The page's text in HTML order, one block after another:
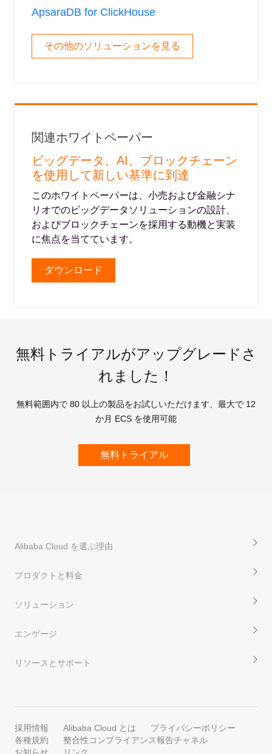
ApsaraDB for ClickHouse
その他のソリューションを見る
関連ホワイトペーパー
ビッグデータ、AI、ブロックチェーン
を使用して新しい基準に到達
このホワイトペーパーは、小売および金融シナ
リオでのビッグデータソリューションの設計、
およびブロックチェーンを採用する動機と実装
に焦点を当てています。
ダウンロード
無料トライアルがアップグレードさ
れました！
無料範囲内で 80 以上の製品をお試しいただけます、最大で 12
か月 ECS を使用可能
無料トライアル
Alibaba Cloud を選ぶ理由
プロダクトと料金
ソリューション
エンゲージ
リソースとサポート
採用情報 Alibaba Cloud とは
プライバシーポリシー
各種規約
整合性コンプライアンス報告チャネル